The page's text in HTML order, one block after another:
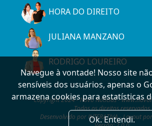
HORA DO DIREITO
JULIANA MANZANO
RODRIGO LOUREIRO
Copyright 2024 - Novo Notícias -
Todos os direitos reservados
Desenvolvido por INTERATIVA - Layout
Navegue à vontade! Nosso site
sensíveis dos usuários, apenas o
armazena cookies para estatísticas
Ok. Entendi.